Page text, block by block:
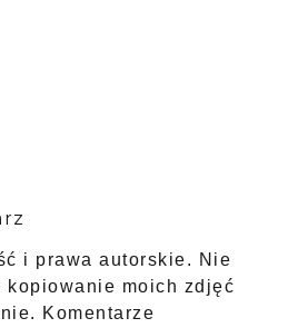
i prawa autorskie. Nie
kopiowanie moich zdjęć
Komentarze